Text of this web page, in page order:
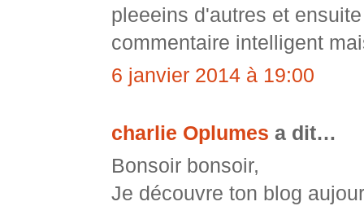
pleeeins d'autres et
commentaire intelligent
6 janvier 2014 à 19:00
charlie Oplumes a dit…
Bonsoir bonsoir,
Je découvre ton blog